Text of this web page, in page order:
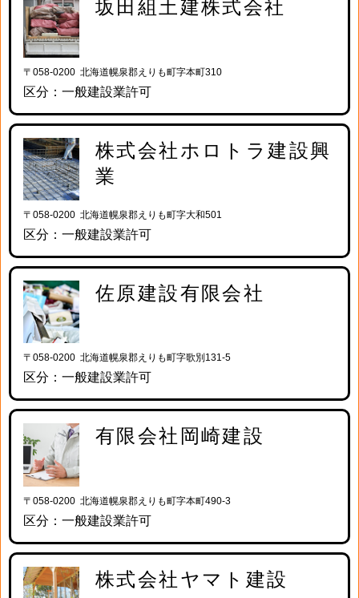
坂田組土建株式会社
〒058-0200 北海道幌泉郡えりも町字本町310
区分：一般建設業許可
株式会社ホロトラ建設興
業
〒058-0200 北海道幌泉郡えりも町字大和501
区分：一般建設業許可
佐原建設有限会社
〒058-0200 北海道幌泉郡えりも町字歌別131-5
区分：一般建設業許可
有限会社岡崎建設
〒058-0200 北海道幌泉郡えりも町字本町490-3
区分：一般建設業許可
株式会社ヤマト建設